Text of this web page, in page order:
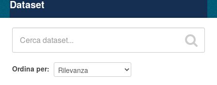
Gruppi
Dataset
Ordina per